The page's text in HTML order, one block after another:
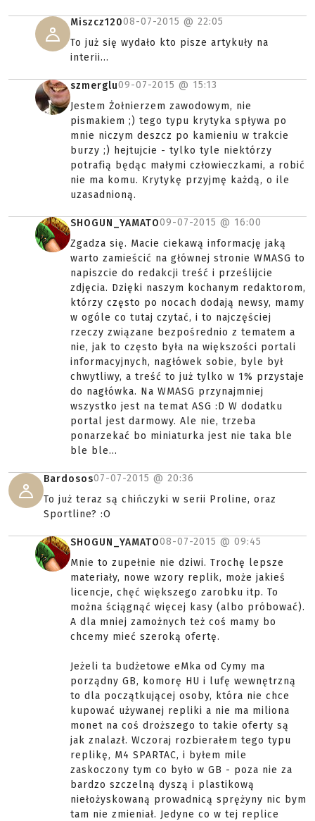
Miszcz12008-07-2015 @ 22:05
To już się wydało kto pisze artykuły na
interii...
szmerglu09-07-2015 @ 15:13
Jestem Żołnierzem zawodowym, nie
pismakiem ;) tego typu krytyka spływa po
mnie niczym deszcz po kamieniu w trakcie
burzy ;) hejtujcie - tylko tyle niektórzy
potrafią będąc małymi człowieczkami, a robić
nie ma komu. Krytykę przyjmę każdą, o ile
uzasadnioną.
SHOGUN_YAMATO09-07-2015 @ 16:00
Zgadza się. Macie ciekawą informację jaką
warto zamieścić na głównej stronie WMASG to
napiszcie do redakcji treść i prześlijcie
zdjęcia. Dzięki naszym kochanym redaktorom,
którzy często po nocach dodają newsy, mamy
w ogóle co tutaj czytać, i to najczęściej
rzeczy związane bezpośrednio z tematem a
nie, jak to często była na większości portali
informacyjnych, nagłówek sobie, byle był
chwytliwy, a treść to już tylko w 1% przystaje
do nagłówka. Na WMASG przynajmniej
wszystko jest na temat ASG :D W dodatku
portal jest darmowy. Ale nie, trzeba
ponarzekać bo miniaturka jest nie taka ble
ble ble...
Bardosos07-07-2015 @ 20:36
To już teraz są chińczyki w serii Proline, oraz
Sportline? :O
SHOGUN_YAMATO08-07-2015 @ 09:45
Mnie to zupełnie nie dziwi. Trochę lepsze
materiały, nowe wzory replik, może jakieś
licencje, chęć większego zarobku itp. To
można ściągnąć więcej kasy (albo próbować).
A dla mniej zamożnych też coś mamy bo
chcemy mieć szeroką ofertę.
Jeżeli ta budżetowe eMka od Cymy ma
porządny GB, komorę HU i lufę wewnętrzną
to dla początkującej osoby, która nie chce
kupować używanej repliki a nie ma miliona
monet na coś droższego to takie oferty są
jak znalazł. Wczoraj rozbierałem tego typu
replikę, M4 SPARTAC, i byłem mile
zaskoczony tym co było w GB - poza nie za
bardzo szczelną dyszą i plastikową
niełożyskowaną prowadnicą sprężyny nic bym
tam nie zmieniał. Jedyne co w tej replice